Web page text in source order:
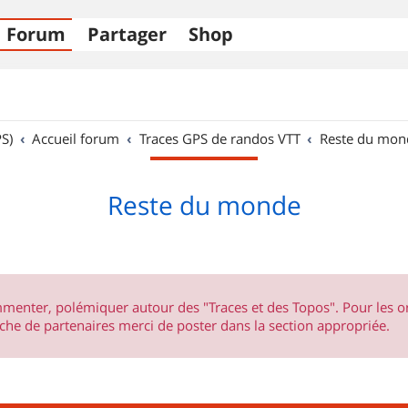
Forum Partager Shop
Accueil forum Traces GPS de randos VTT Reste du
Reste du monde
polémiquer autour des "Traces et des Topos". Pour les
de partenaires merci de poster dans la section appropriée.